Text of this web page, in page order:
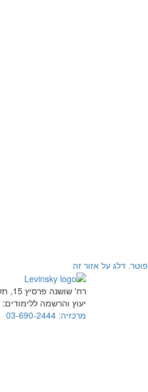
פוטר. דלג על אזור זה
רח' שושנה פרסיץ 15, תל אביב
יעוץ והרשמה ללימודים:
מרכזיה: 03-690-2444